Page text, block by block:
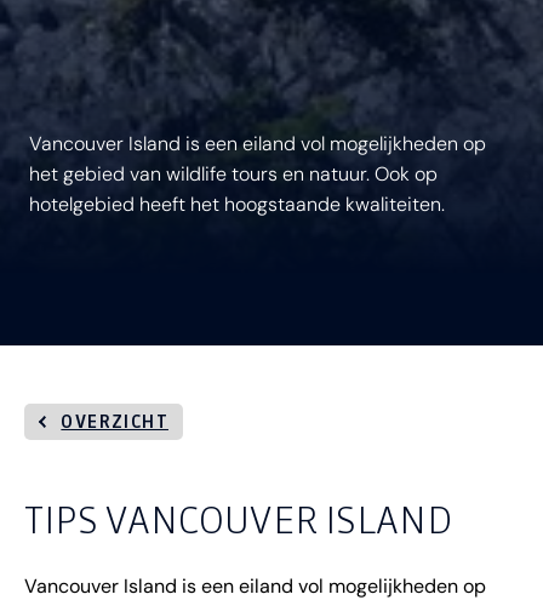
Vancouver Island is een eiland vol mogelijkheden op
het gebied van wildlife tours en natuur. Ook op
hotelgebied heeft het hoogstaande kwaliteiten.
OVERZICHT
TIPS VANCOUVER ISLAND
Vancouver Island is een eiland vol mogelijkheden op